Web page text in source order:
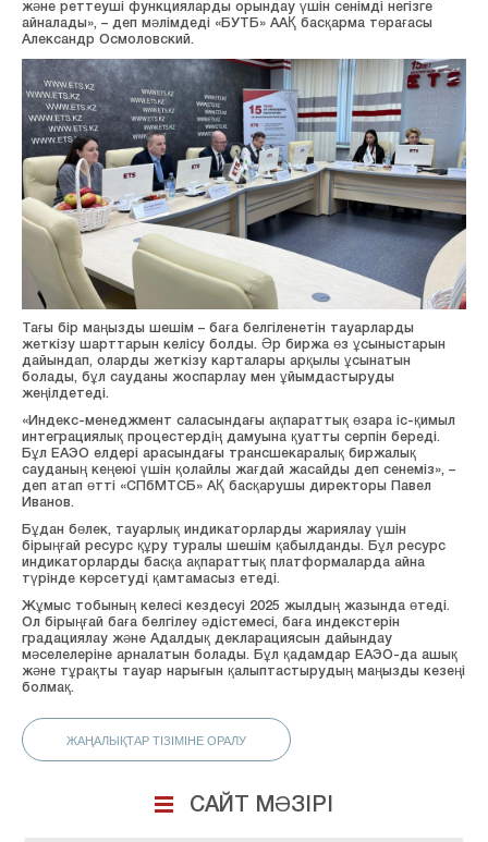
және реттеуші функцияларды орындау үшін сенімді негізге
айналады», – деп мәлімдеді «БУТБ» ААҚ басқарма төрағасы
Александр Осмоловский.
Тағы бір маңызды шешім – баға белгіленетін тауарларды
жеткізу шарттарын келісу болды. Әр биржа өз ұсыныстарын
дайындап, оларды жеткізу карталары арқылы ұсынатын
болады, бұл сауданы жоспарлау мен ұйымдастыруды
жеңілдетеді.
«Индекс-менеджмент саласындағы ақпараттық өзара іс-қимыл
интеграциялық процестердің дамуына қуатты серпін береді.
Бұл ЕАЭО елдері арасындағы трансшекаралық биржалық
сауданың кеңеюі үшін қолайлы жағдай жасайды деп сенеміз», –
деп атап өтті «СПбМТСБ» АҚ басқарушы директоры Павел
Иванов.
Бұдан бөлек, тауарлық индикаторларды жариялау үшін
бірыңғай ресурс құру туралы шешім қабылданды. Бұл ресурс
индикаторларды басқа ақпараттық платформаларда айна
түрінде көрсетуді қамтамасыз етеді.
Жұмыс тобының келесі кездесуі 2025 жылдың жазында өтеді.
Ол бірыңғай баға белгілеу әдістемесі, баға индекстерін
градациялау және Адалдық декларациясын дайындау
мәселелеріне арналатын болады. Бұл қадамдар ЕАЭО-да ашық
және тұрақты тауар нарығын қалыптастырудың маңызды кезеңі
болмақ.
ЖАҢАЛЫҚТАР ТІЗІМІНЕ ОРАЛУ
САЙТ МӘЗІРІ